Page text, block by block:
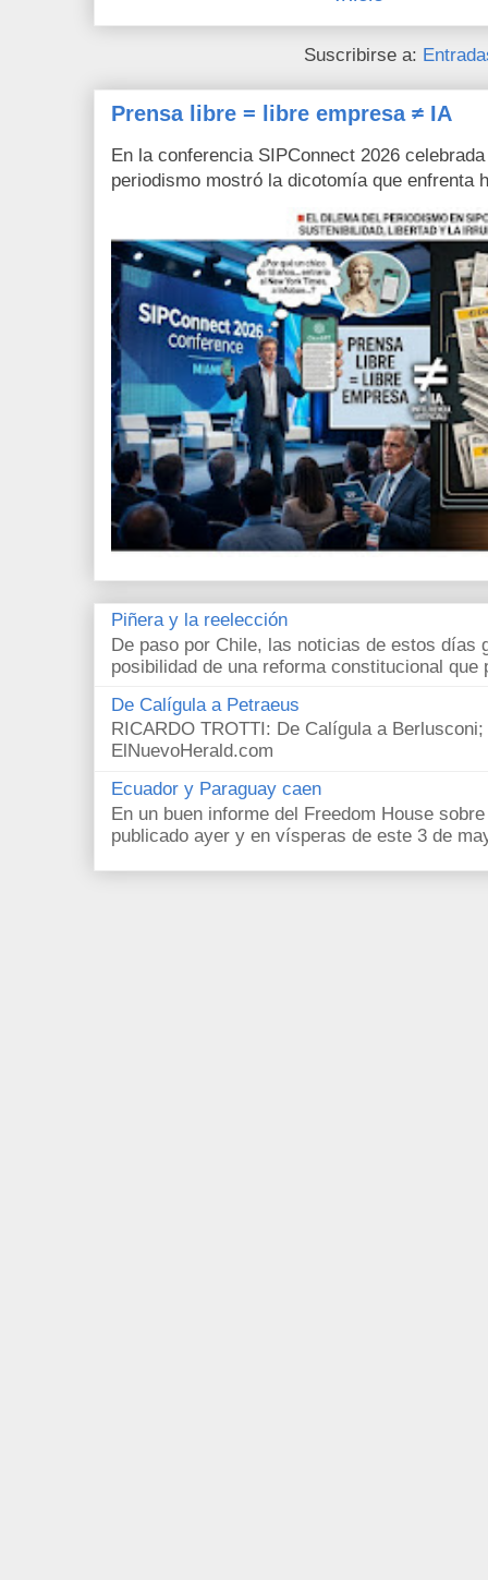
Suscribirse a:
Prensa libre = libre empresa ≠ IA
En la conferencia SIPConnect 2026
periodismo mostró la dicotomía que enfrenta
Piñera y la reelección
De paso por Chile, las noticias de estos días
posibilidad de una reforma constitucional
De Calígula a Petraeus
RICARDO TROTTI: De Calígula a
ElNuevoHerald.com
Ecuador y Paraguay caen
En un buen informe del Freedom House
publicado ayer y en vísperas de este 3 de